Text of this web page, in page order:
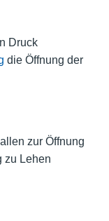
Druck
die Öffnung der
zur Öffnung
zu Lehen